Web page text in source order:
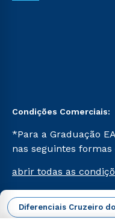
Diferenciais Cruzeiro
Condições Comerciais:
*Para a Graduação
nas seguintes
Já para as demais, a
49. *Para a Pós-graduação EAD, as ofertas
mencionadas são
abrir todas as
Campus Virtual